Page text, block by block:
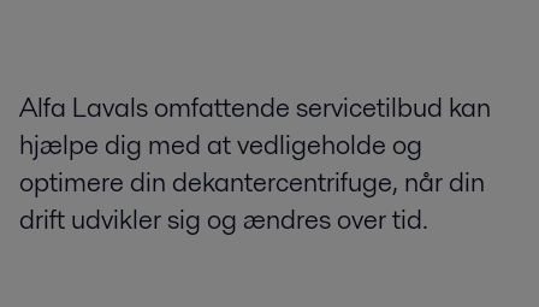
Alfa Lavals omfattende servicetilbud kan
hjælpe dig med at vedligeholde og
optimere din dekantercentrifuge, når din
drift udvikler sig og ændres over tid.